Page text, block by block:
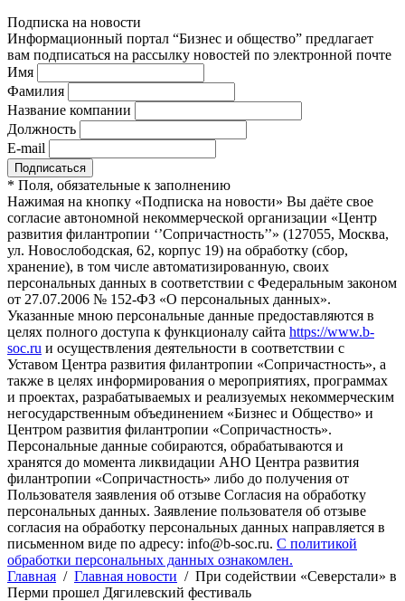
Подписка на новости
Информационный портал “Бизнес и общество” предлагает
вам подписаться на рассылку новостей по электронной почте
Имя
Фамилия
Название компании
Должность
E-mail
* Поля, обязательные к заполнению
Нажимая на кнопку «Подписка на новости» Вы даёте свое
согласие автономной некоммерческой организации «Центр
развития филантропии ‘’Сопричастность’’» (127055, Москва,
ул. Новослободская, 62, корпус 19) на обработку (сбор,
хранение), в том числе автоматизированную, своих
персональных данных в соответствии с Федеральным законом
от 27.07.2006 № 152-ФЗ «О персональных данных».
Указанные мною персональные данные предоставляются в
целях полного доступа к функционалу сайта https://www.b-
soc.ru и осуществления деятельности в соответствии с
Уставом Центра развития филантропии «Сопричастность», а
также в целях информирования о мероприятиях, программах
и проектах, разрабатываемых и реализуемых некоммерческим
негосударственным объединением «Бизнес и Общество» и
Центром развития филантропии «Сопричастность».
Персональные данные собираются, обрабатываются и
хранятся до момента ликвидации АНО Центра развития
филантропии «Сопричастность» либо до получения от
Пользователя заявления об отзыве Согласия на обработку
персональных данных. Заявление пользователя об отзыве
согласия на обработку персональных данных направляется в
письменном виде по адресу: info@b-soc.ru. С политикой
обработки персональных данных ознакомлен.
Главная / Главная новости / При содействии «Северстали» в
Перми прошел Дягилевский фестиваль